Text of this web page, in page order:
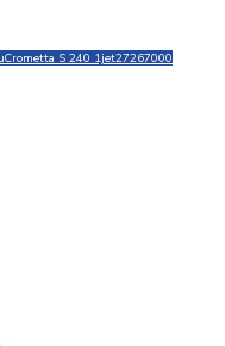
Crometta S 240 1jet27267000